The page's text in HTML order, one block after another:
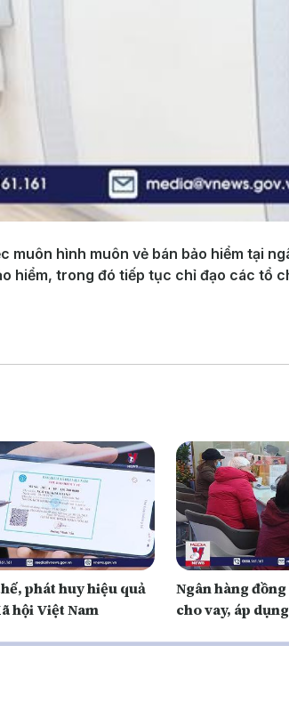
Video
muôn hình muôn vẻ bán bảo hiểm tại
hiểm, trong đó tiếp tục chỉ đạo các tổ
phát huy hiệu quả
hội Việt Nam
Ngân hàng
cho vay, áp